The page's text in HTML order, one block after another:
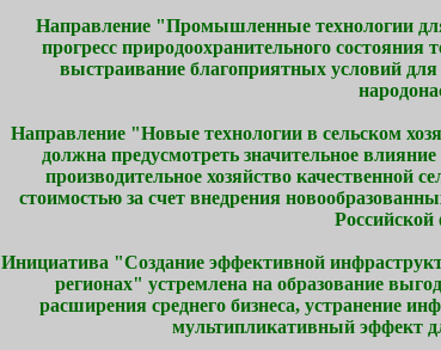
Направление "Промышленные технологии
прогресс природоохранительного
выстраивание благоприятных условий
Направление "Новые технологии в сельском
должна предусмотреть значительное
производительное хозяйство качественной
стоимостью за счет внедрения
Российской
Инициатива "Создание эффективной
регионах" устремлена на образование
расширения среднего бизнеса, устранение
мультипликативный эффект